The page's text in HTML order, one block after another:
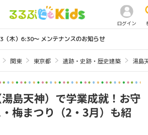
ログイン
木）6:30～ メンテナンスのお知らせ
関東 東京都 遺跡・史跡・歴史建築 湯島
島天神）で学業成就！お守
梅まつり（2・3月）も紹